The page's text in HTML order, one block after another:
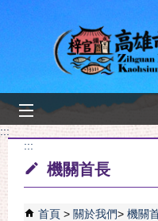
:::
:::
機關首長
首頁 關於我們 機關